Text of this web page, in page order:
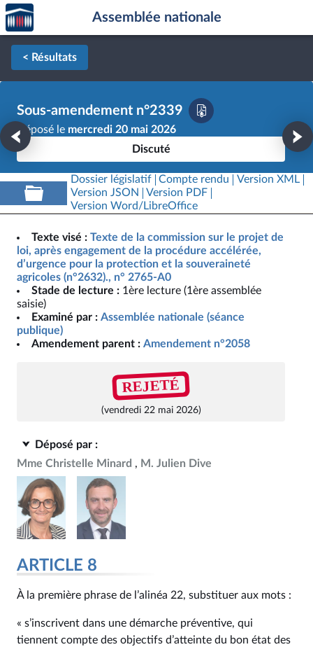
Aller au contenu
Aller en bas de la page
Accèder
à la
page
d'accueil
Assemblée nationale
< Résultats
Sous-amendement n°2339
Déposé le mercredi 20 mai 2026
Discuté
Dossier législatif Compte rendu
Version XML
Version JSON
Version PDF
Version Word/LibreOffice
Texte visé : Texte de la commission sur le projet de
loi, après engagement de la procédure accélérée,
d’urgence pour la protection et la souveraineté
agricoles (n°2632)., n° 2765-A0
Stade de lecture : 1ère lecture (1ère assemblée
saisie)
Examiné par : Assemblée nationale (séance
publique)
Amendement parent : Amendement n°2058
REJETÉ
(vendredi 22 mai 2026)
Déposé par :
Mme Christelle Minard
M. Julien Dive
ARTICLE 8
À la première phrase de l’alinéa 22, substituer aux mots :
« s’inscrivent dans une démarche préventive, qui
tiennent compte des objectifs d’atteinte du bon état des